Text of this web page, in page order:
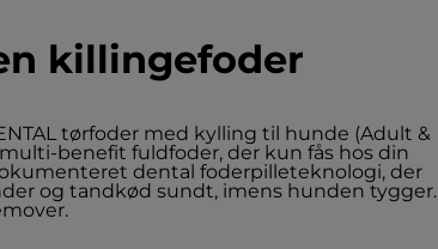
killingefoder
tørfoder med kylling til hunde (Adult &
benefit fuldfoder, der kun fås hos din
dental foderpilleteknologi, der
og tandkød sundt, imens hunden tygger.